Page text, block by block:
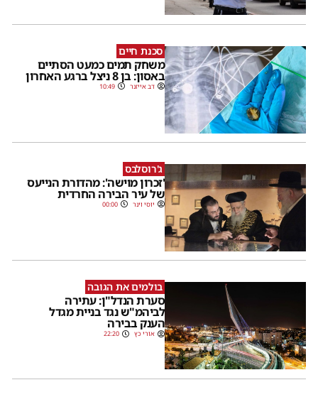
סכנת חיים
משחק תמים כמעט הסתיים
באסון: בן 8 ניצל ברגע האחרון
דב אייזנר 10:49
ג'רוסלבס
'זכרון מוישה': מהדורת הנייעס
של עיר הבירה החרדית
יוסי וינר 00:00
בולמים את הגובה
סערת הנדל"ן: עתירה
לביהמ"ש נגד בניית מגדל
הענק בבירה
אורי כץ 22:20